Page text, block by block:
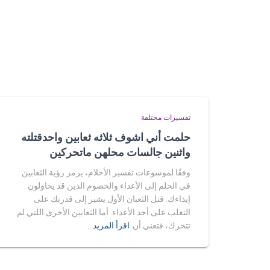
تفسيرات مختلفة
حلمت أني اشوف ثلاثه ثعابين واحدقتلته
واثنين جالسات محلهن ماتحركين
وفقًا لموسوعات تفسير الأحلام، يرمز رؤية الثعابين
في الحلم إلى الأعداء والخصوم الذين قد يحاولون
إيذاءك. قتل الثعبان الأول يشير إلى قدرتك على
التغلب على أحد الأعداء. أما الثعابين الأخرى اللتي لم
تتحرك، فتعني أن اقرأ المزيد…